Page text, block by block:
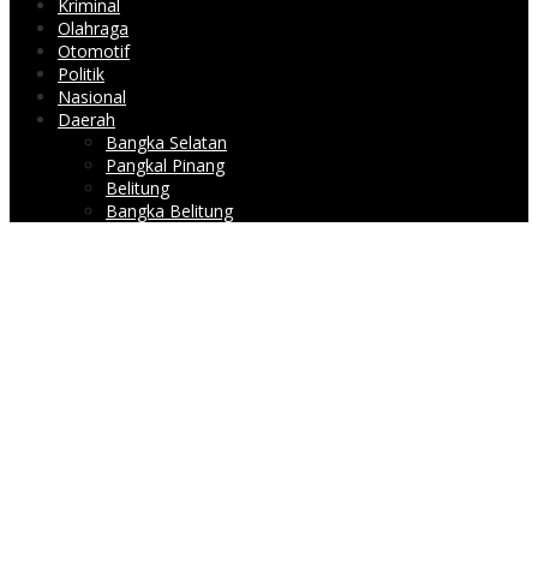
Kriminal
Olahraga
Otomotif
Politik
Nasional
Daerah
Bangka Selatan
Pangkal Pinang
Belitung
Bangka Belitung